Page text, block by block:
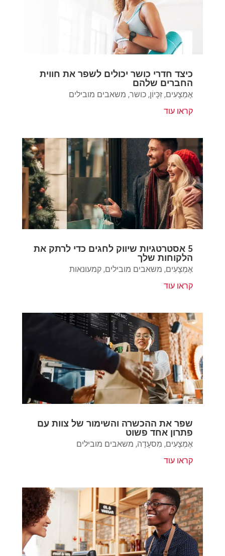
כיצד חדרי כושר יכולים לשפר את חווית
החברים שלהם
אֶמְצָעִים, זִכָּיוֹן, כושר, משאבים מובילים
קראו עוד
5 אסטרטגיות שיווק לחגים כדי לרתק את
הלקוחות שלך
אֶמְצָעִים, משאבים מובילים, קמעונאות
קראו עוד
שפר את ההכשרה והשימור של צוות עם
פתרון אחד פשוט
אֶמְצָעִים, מִסעָדָה, משאבים מובילים
קראו עוד